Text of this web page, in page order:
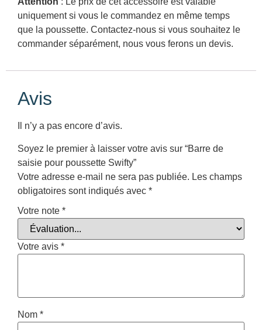
uniquement si vous le commandez en même temps
que la poussette. Contactez-nous si vous souhaitez le
commander séparément, nous vous ferons un devis.
Avis
Il n’y a pas encore d’avis.
Soyez le premier à laisser votre avis sur “Barre de
saisie pour poussette Swifty”
Votre adresse e-mail ne sera pas publiée. Les champs
obligatoires sont indiqués avec *
Votre note *
Votre avis *
Nom *